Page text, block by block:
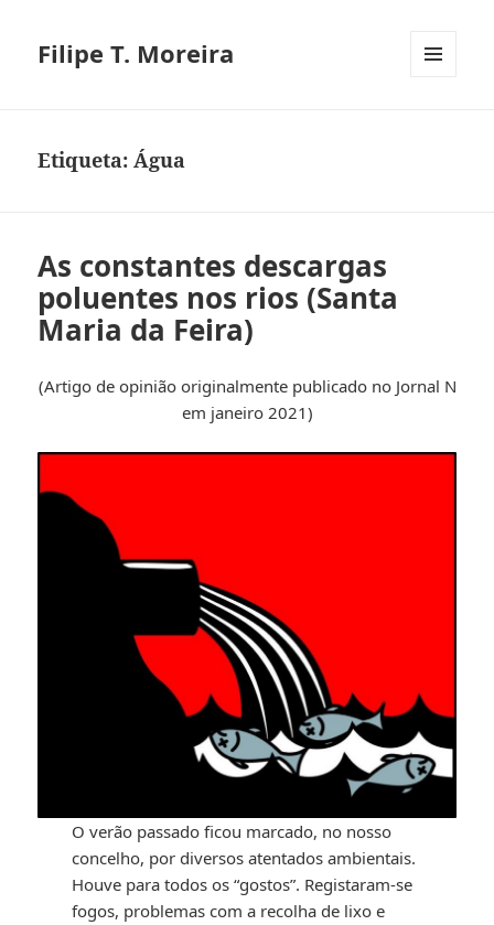
Filipe T. Moreira
Etiqueta:Água
As constantes descargas
poluentes nos rios (Santa
Maria da Feira)
(Artigo de opinião originalmente publicado no Jornal N
em janeiro 2021)
O verão passado ficou marcado, no nosso
concelho, por diversos atentados ambientais.
Houve para todos os “gostos”. Registaram-se
fogos, problemas com a recolha de lixo e